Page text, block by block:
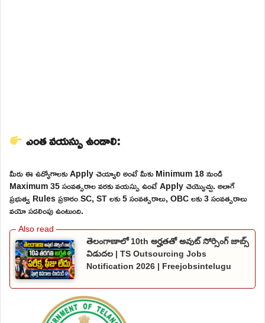
ఎంత వయస్సు ఉండాలి:
మీరు ఈ ఉద్యోగాలకు Apply చెయ్యాలి అంటే మీకు Minimum 18 నుండి
Maximum 35 సంవత్సరాల వరకు వయస్సు ఉంటే Apply చెయ్యొచ్చు. అలాగే
ప్రభుత్వ Rules ప్రకారం SC, ST లకు 5 సంవత్సరాలు, OBC లకు 3 సంవత్సరాలు
వయో సడలింపు ఉంటుంది.
తెలంగాణాలో 10th అర్హతతో అవుట్ సోర్సింగ్ జాబ్స్
విడుదల | TS Outsourcing Jobs
Notification 2026 | Freejobsintelugu